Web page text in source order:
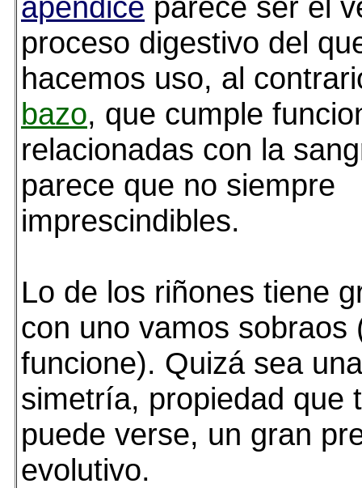
proceso digestivo del
hacemos uso, al
bazo, que cumple
relacionadas con la
parece que no siempre
imprescindibles.
Lo de los riñones tiene
con uno vamos sobraos
funcione). Quizá sea
simetría, propiedad que
puede verse, un gran
evolutivo.